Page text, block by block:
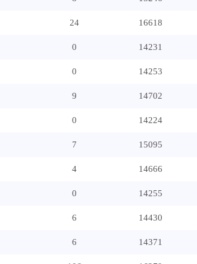
24 16618
0 14231
0 14253
9 14702
0 14224
7 15095
4 14666
0 14255
6 14430
6 14371